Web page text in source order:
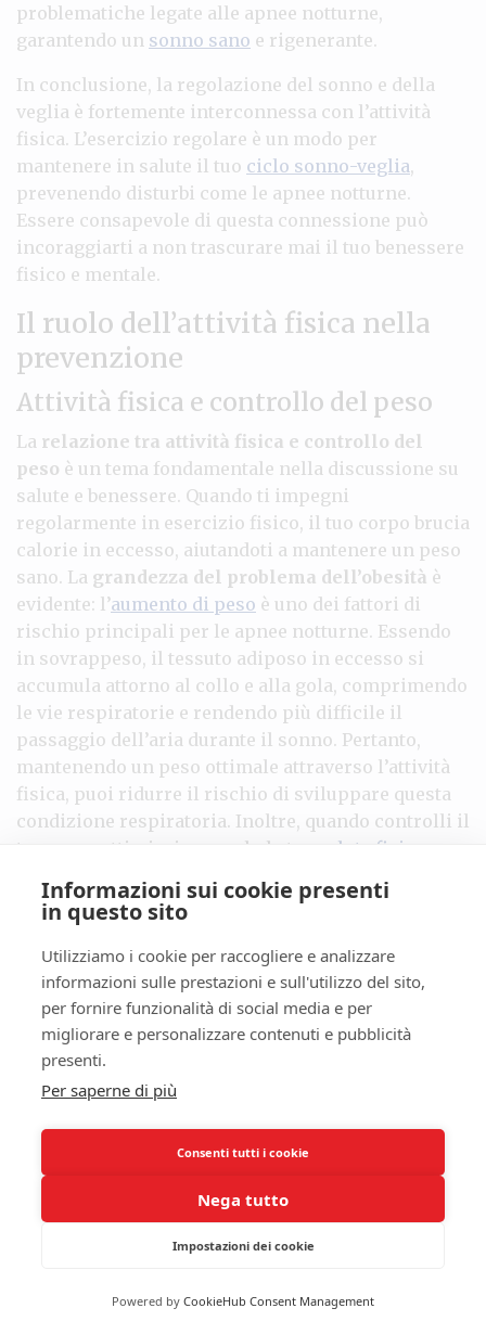
problematiche legate alle apnee notturne,
garantendo un sonno sano e rigenerante.
In conclusione, la regolazione del sonno e della
veglia è fortemente interconnessa con l’attività
fisica. L’esercizio regolare è un modo per
mantenere in salute il tuo ciclo sonno-veglia,
prevenendo disturbi come le apnee notturne.
Essere consapevole di questa connessione può
incoraggiarti a non trascurare mai il tuo benessere
fisico e mentale.
Il ruolo dell’attività fisica nella
prevenzione
Attività fisica e controllo del peso
La relazione tra attività fisica e controllo del
peso è un tema fondamentale nella discussione su
salute e benessere. Quando ti impegni
regolarmente in esercizio fisico, il tuo corpo brucia
calorie in eccesso, aiutandoti a mantenere un peso
sano. La grandezza del problema dell’obesità è
evidente: l’aumento di peso è uno dei fattori di
rischio principali per le apnee notturne. Essendo
in sovrappeso, il tessuto adiposo in eccesso si
accumula attorno al collo e alla gola, comprimendo
le vie respiratorie e rendendo più difficile il
passaggio dell’aria durante il sonno. Pertanto,
mantenendo un peso ottimale attraverso l’attività
fisica, puoi ridurre il rischio di sviluppare questa
condizione respiratoria. Inoltre, quando controlli il
tuo peso, ottimizzi non solo la tua
salute fisica
Incorporare l’esercizio nella tua routine quotidiana
non deve essere un compito arduo. Anche
minuti di attività leggera
al giorno possono fare
la differenza. Camminare, nuotare o praticare yoga
sono tutte attività che possono aiutarti a bruciare
calorie e migliorare il tuo stato di forma. Ricorda
che la chiave è la costanza: esercitandoti
potrai anche mantenere un metabolismo
accelerato. Il tuo corpo diventa più efficiente nel
gestire il peso e nella regolazione della massa
corporea.
può anche portare a un miglioramento
Informazioni sui cookie presenti
in questo sito
Utilizziamo i cookie per raccogliere e analizzare
informazioni sulle prestazioni e sull'utilizzo del sito,
per fornire funzionalità di social media e per
migliorare e personalizzare contenuti e pubblicità
presenti.
Per saperne di più
Consenti tutti i cookie
Nega tutto
Impostazioni dei cookie
Powered by CookieHub Consent Management